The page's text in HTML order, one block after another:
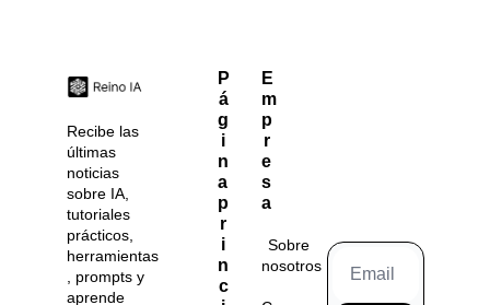
Recibe las
últimas
noticias
sobre IA,
tutoriales
prácticos,
herramientas
, prompts y
aprende
P
á
g
i
n
a
p
r
i
n
c
E
m
p
r
e
s
a
Sobre
nosotros